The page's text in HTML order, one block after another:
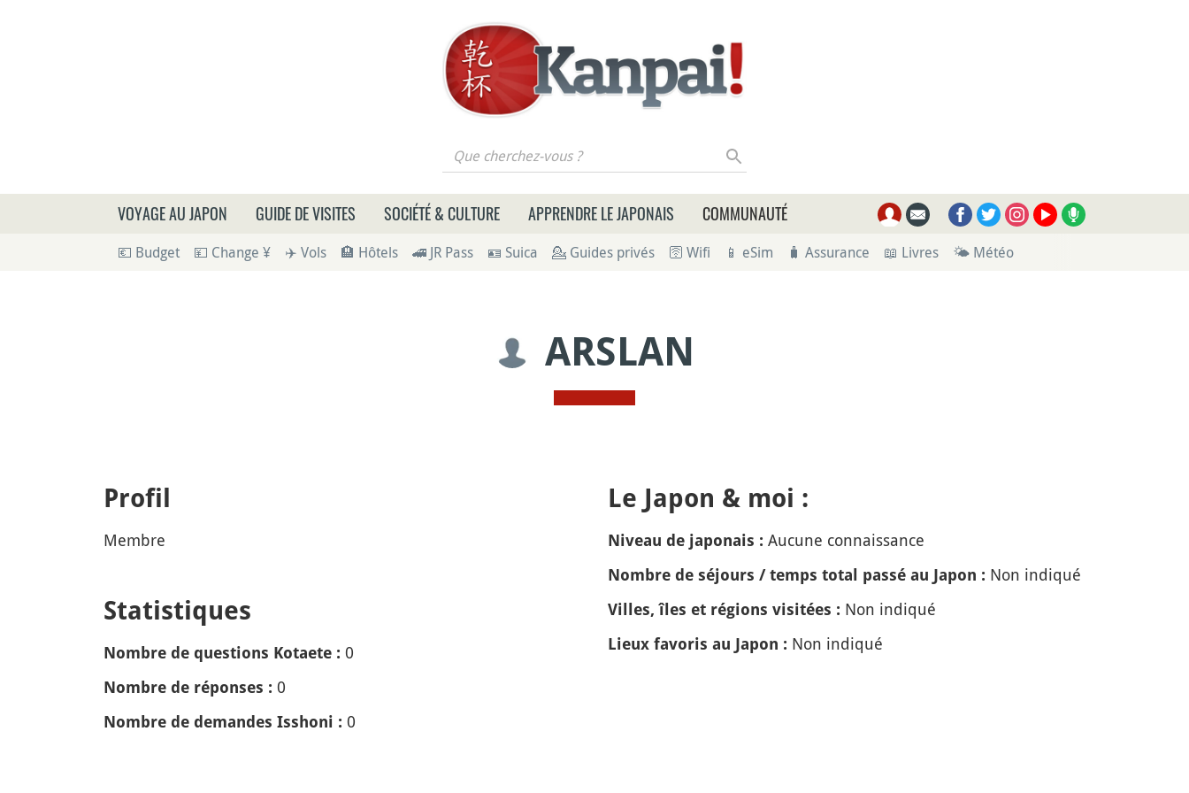
Que cherchez-vous ?
VOYAGE AU JAPON GUIDE DE VISITES SOCIÉTÉ & CULTURE APPRENDRE LE JAPONAIS COMMUNAUTÉ
💶 Budget 💴 Change ¥ ✈️ Vols 🏨 Hôtels 🚄 JR Pass 🪪 Suica 💁 Guides privés 🛜 Wifi 📱 eSim 🧳 Assurance 📖 Livres 🌤 Météo
ARSLAN
Profil
Membre
Statistiques
Nombre de questions Kotaete : 0
Nombre de réponses : 0
Nombre de demandes Isshoni : 0
Le Japon & moi :
Niveau de japonais : Aucune connaissance
Nombre de séjours / temps total passé au Japon : Non indiqué
Villes, îles et régions visitées : Non indiqué
Lieux favoris au Japon : Non indiqué